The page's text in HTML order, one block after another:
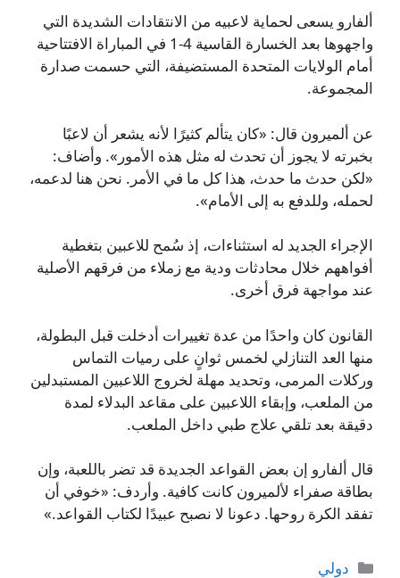
ألفارو يسعى لحماية لاعبيه من الانتقادات الشديدة التي
واجهوها بعد الخسارة القاسية 4-1 في المباراة الافتتاحية
أمام الولايات المتحدة المستضيفة، التي حسمت صدارة
المجموعة.
عن ألميرون قال: «كان يتألم كثيرًا لأنه يشعر أن لاعبًا
بخبرته لا يجوز أن تحدث له مثل هذه الأمور». وأضاف:
«لكن حدث ما حدث، هذا كل ما في الأمر. نحن هنا لدعمه،
لحمله، وللدفع به إلى الأمام».
الإجراء الجديد له استثناءات، إذ سُمح للاعبين بتغطية
أفواههم خلال محادثات ودية مع زملاء من فرقهم الأصلية
عند مواجهة فرق أخرى.
القانون كان واحدًا من عدة تغييرات أدخلت قبل البطولة،
منها العد التنازلي لخمس ثوانٍ على رميات التماس
وركلات المرمى، وتحديد مهلة لخروج اللاعبين المستبدلين
من الملعب، وإبقاء اللاعبين على مقاعد البدلاء لمدة
دقيقة بعد تلقي علاج طبي داخل الملعب.
قال ألفارو إن بعض القواعد الجديدة قد تضر باللعبة، وإن
بطاقة صفراء لألميرون كانت كافية. وأردف: «خوفي أن
تفقد الكرة روحها. دعونا لا نصبح عبيدًا لكتاب القواعد.»
التصنيفات
دولي